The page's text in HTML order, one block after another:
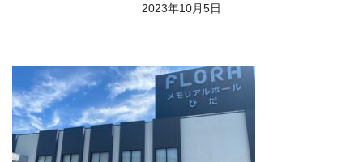
2023年10月5日